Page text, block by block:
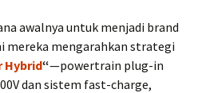
awalnya untuk menjadi brand
mereka mengarahkan strategi
Hybrid“—powertrain plug-in
dan sistem fast-charge,